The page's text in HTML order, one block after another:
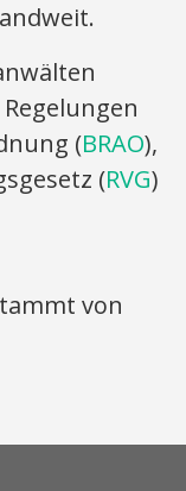
(BRAO),
(RVG)
von